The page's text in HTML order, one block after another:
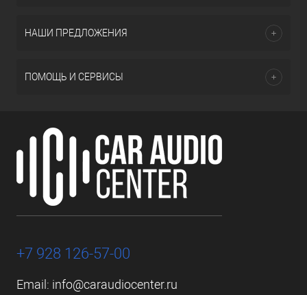
НАШИ ПРЕДЛОЖЕНИЯ
ПОМОЩЬ И СЕРВИСЫ
+7 928 126-57-00
Email: info@caraudiocenter.ru